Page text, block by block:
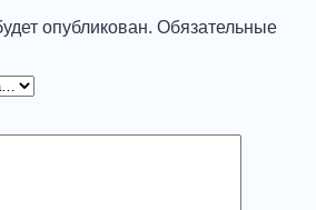
опубликован. Обязательные